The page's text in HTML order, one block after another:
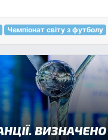
Чемпіонат світу з футболу